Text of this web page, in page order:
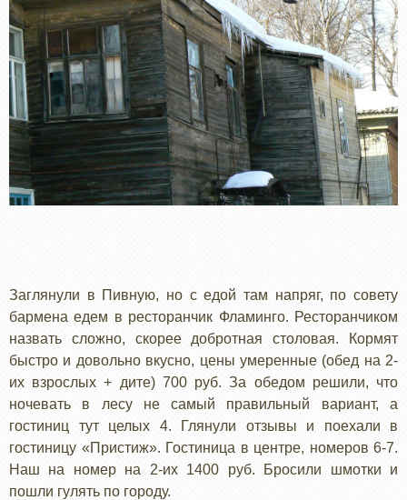
Заглянули в Пивную, но с едой там напряг, по совету
бармена едем в ресторанчик Фламинго. Ресторанчиком
назвать сложно, скорее добротная столовая. Кормят
быстро и довольно вкусно, цены умеренные (обед на 2-
их взрослых + дите) 700 руб. За обедом решили, что
ночевать в лесу не самый правильный вариант, а
гостиниц тут целых 4. Глянули отзывы и поехали в
гостиницу «Пристиж». Гостиница в центре, номеров 6-7.
Наш на номер на 2-их 1400 руб. Бросили шмотки и
пошли гулять по городу.